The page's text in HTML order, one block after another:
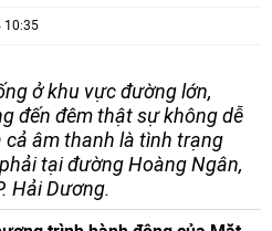
10:35
ở khu vực đường lớn,
đến đêm thật sự không dễ
cả âm thanh là tình trạng
tại đường Hoàng Ngân,
Hải Dương.